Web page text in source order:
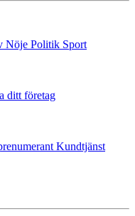
Nöje Politik Sport
ditt företag
Kundtjänst